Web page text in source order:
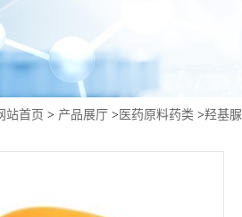
站首页 > 产品展厅 > 医药原料药类 >羟基